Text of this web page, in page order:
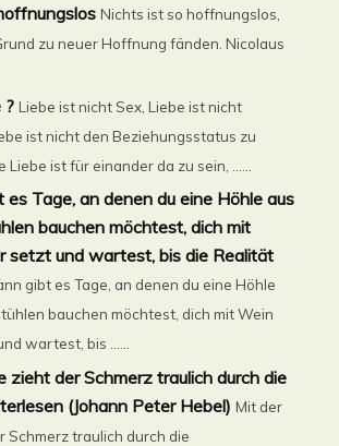
Nichts ist so hoffnungslos,
zu neuer Hoffnung fänden. Nicolaus
? Liebe ist nicht Sex, Liebe ist nicht
ist nicht den Beziehungsstatus zu
ist für einander da zu sein, ......
es Tage, an denen du eine Höhle aus
bauchen möchtest, dich mit
setzt und wartest, bis die Realität
gibt es Tage, an denen du eine Höhle
bauchen möchtest, dich mit Wein
wartest, bis ......
zieht der Schmerz traulich durch die
(Johann Peter Hebel) Mit der
Schmerz traulich durch die